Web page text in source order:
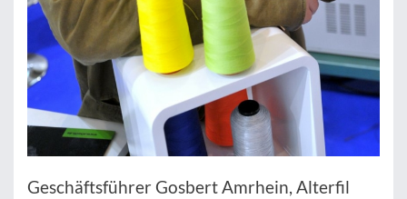
Geschäftsführer Gosbert Amrhein, Alterfil